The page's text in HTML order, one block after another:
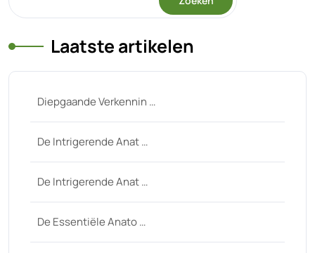
Laatste artikelen
Diepgaande Verkennin …
De Intrigerende Anat …
De Intrigerende Anat …
De Essentiële Anato …